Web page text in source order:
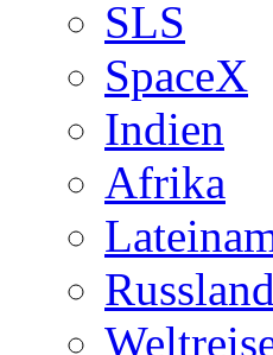
SLS
SpaceX
Indien
Afrika
Russland